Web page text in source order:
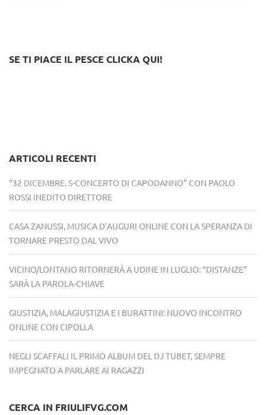
SE TI PIACE IL PESCE CLICKA QUI!
ARTICOLI RECENTI
“32 DICEMBRE. S-CONCERTO DI CAPODANNO” CON PAOLO
ROSSI INEDITO DIRETTORE
CASA ZANUSSI, MUSICA D’AUGURI ONLINE CON LA SPERANZA DI
TORNARE PRESTO DAL VIVO
VICINO/LONTANO RITORNERÀ A UDINE IN LUGLIO: “DISTANZE”
SARÀ LA PAROLA-CHIAVE
GIUSTIZIA, MALAGIUSTIZIA E I BURATTINI: NUOVO INCONTRO
ONLINE CON CIPOLLA
NEGLI SCAFFALI IL PRIMO ALBUM DEL DJ TUBET, SEMPRE
IMPEGNATO A PARLARE AI RAGAZZI
CERCA IN FRIULIFVG.COM